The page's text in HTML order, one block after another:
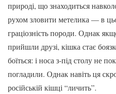
природі, що знаходиться
рухом зловити метелика — в
граціозність породи. Однак
прийшли друзі, кішка стає
боїться: і носа з-під столу не
погладили. Однак навіть ця
російській кішці “личить”.